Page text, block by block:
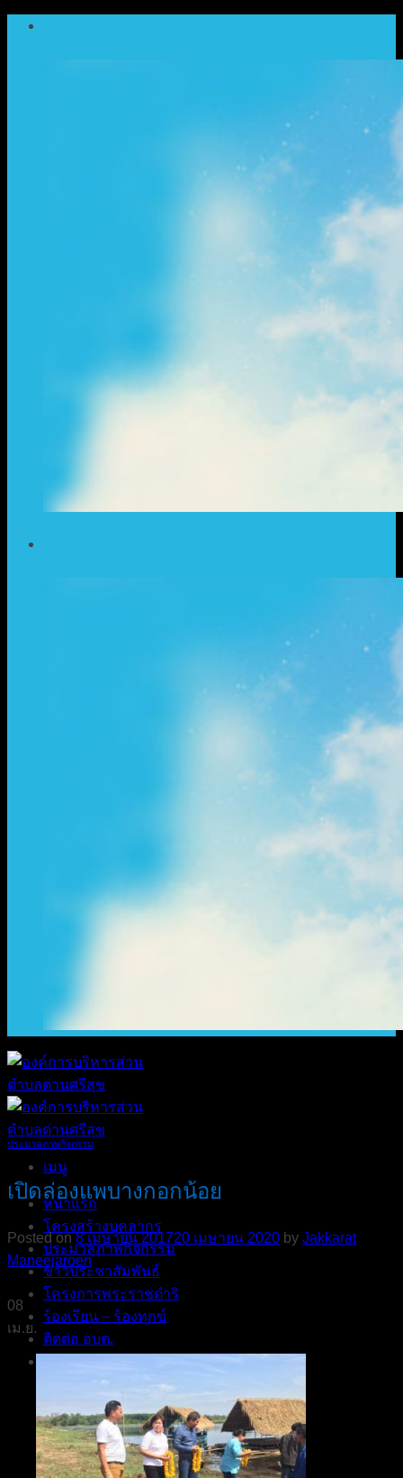
ข้าม
เมนู
หน้าแรก
โครงสร้างบุคลากร
ประมวลภาพกิจกรรม
ข่าวประชาสัมพันธ์
โครงการพระราชดำริ
ร้องเรียน – ร้องทุกข์
ติดต่อ อบต.
กระดานกระทู้ ถาม-ตอบ(Q&A)
ประมวลภาพกิจกรรม
เปิดล่องแพบางกอกน้อย
Posted on8 เมษายน 201720 เมษายน 2020 by Jakkarat
Maneejaroen
08
เม.ย.